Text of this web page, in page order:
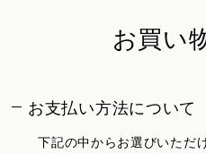
お買い
お支払い方法について
下記の中からお選びいただ